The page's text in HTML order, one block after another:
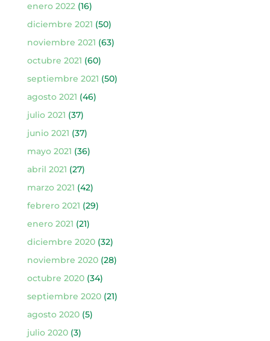
enero 2022(16)
diciembre 2021 (50)
noviembre 2021 (63)
octubre 2021 (60)
septiembre 2021 (50)
agosto 2021 (46)
julio 2021 (37)
junio 2021 (37)
mayo 2021 (36)
abril 2021 (27)
marzo 2021 (42)
febrero 2021 (29)
enero 2021 (21)
diciembre 2020(32)
noviembre 2020(28)
octubre 2020(34)
septiembre 2020(21)
agosto 2020(5)
julio 2020(3)